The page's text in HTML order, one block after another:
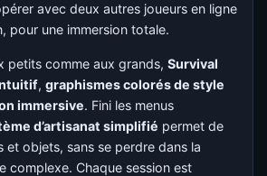
avec deux autres joueurs en ligne
pour une immersion totale.
petits comme aux grands,Survival
,graphismes colorés de style
immersive. Fini les menus
d’artisanat simplifié permet de
et objets, sans se perdre dans la
complexe. Chaque session est